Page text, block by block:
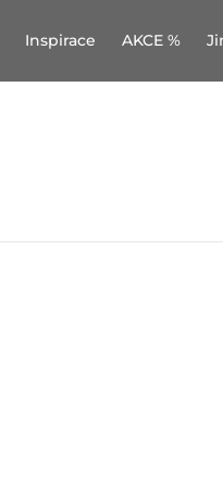
Inspirace AKCE %